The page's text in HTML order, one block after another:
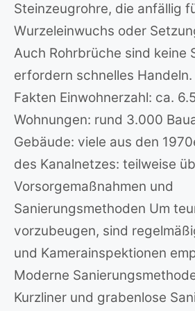
Steinzeugrohre, die anfällig
Wurzeleinwuchs oder
Auch Rohrbrüche sind keine
erfordern schnelles
Fakten Einwohnerzahl: ca.
Wohnungen: rund 3.000
Gebäude: viele aus den
des Kanalnetzes: teilweise
Vorsorgemaßnahmen und
Sanierungsmethoden Um
vorzubeugen, sind
und Kamerainspektionen
Moderne
Kurzliner und grabenlose